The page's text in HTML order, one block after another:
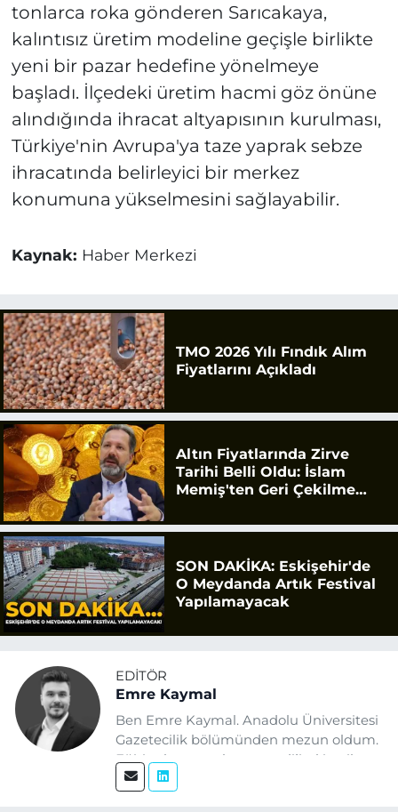
tonlarca roka gönderen Sarıcakaya,
kalıntısız üretim modeline geçişle birlikte
yeni bir pazar hedefine yönelmeye
başladı. İlçedeki üretim hacmi göz önüne
alındığında ihracat altyapısının kurulması,
Türkiye'nin Avrupa'ya taze yaprak sebze
ihracatında belirleyici bir merkez
konumuna yükselmesini sağlayabilir.
Kaynak: Haber Merkezi
TMO 2026 Yılı Fındık Alım
Fiyatlarını Açıkladı
Altın Fiyatlarında Zirve
Tarihi Belli Oldu: İslam
Memiş'ten Geri Çekilme
SON DAKİKA: Eskişehir'de
O Meydanda Artık Festival
Yapılamayacak
EDITÖR
Emre Kaymal
Ben Emre Kaymal. Anadolu Üniversitesi
Gazetecilik bölümünden mezun oldum.
Eğitim hayatım boyunca dijital içerik
üretimi ve arama motoru